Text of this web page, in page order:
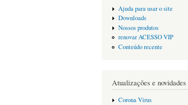
Ajuda para usar o site
Downloads
Nossos produtos
renovar ACESSO VIP
Conteúdo recente
Atualizações e novidades
Corona Virus